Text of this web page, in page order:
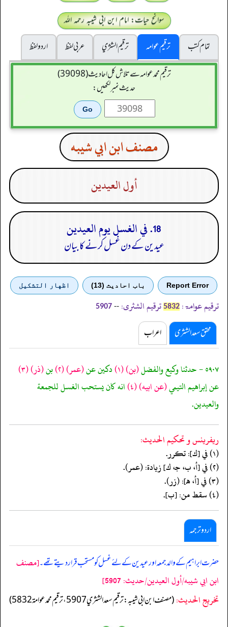
سوانح حیات: امام ابن ابی شیبہ رحمہ اللہ
تمام کتب
ترقیم عوامہ ترقيم الشژي عربی لفظ
اردو لفظ
ترقیم محمدعوامہ سے تلاش کل احادیث (39098)
حدیث نمبر لکھیں:
مصنف ابن ابي شيبه
أول العيدين
18. في الغسل يوم العيدين
عیدین کے دن غسل کرنے کا بیان
Report Error باب احادیث (13) اظهار التشكيل
ترقیم عوامۃ: 5832 ترقیم الشثری: --
5907
محقق سعد الشثری اعراب
٥٩٠٧ - حدثنا وكيع والفضل (بن)(١) دكين عن(عمر)(٢) بن(ذر)(٣)
عن إبراهيم التيمي(عن ابيه)(٤) انه كان يستحب الغسل للجمعة
والعيدين.
ريفرينس و تحكيم الحدیث:
(١) في [ك]: تكرر.
(٢) في [أ، ب، جـ، ك] زيادة: (عمر).
(٣) في [أ، هـ]: (زر).
(٤) سقط من: [ب].
اردو ترجمہ
حضرت ابراہیم کے والد جمعہ اور عیدین کے لئے غسل کو مستحب قرار دیتے تھے۔[مصنف
ابن ابي شيبه/أول العيدين/حدیث: 5907]
تخریج الحدیث:(مصنف ابن ابي شيبه: ترقيم سعد الشثري 5907، ترقيم محمد عوامة 5832)